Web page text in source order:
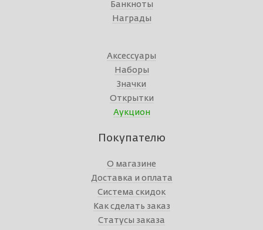
Банкноты
Награды
Аксессуары
Наборы
Значки
Открытки
Аукцион
Покупателю
О магазине
Доставка и оплата
Система скидок
Как сделать заказ
Статусы заказа